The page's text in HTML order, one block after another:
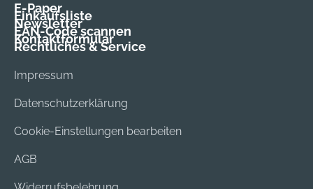
E-Paper
Einkaufsliste
Newsletter
EAN-Code scannen
Kontaktformular
Rechtliches & Service
Impressum
Datenschutzerklärung
Cookie-Einstellungen bearbeiten
AGB